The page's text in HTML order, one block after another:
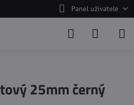
Panel uživatele
25mm černý